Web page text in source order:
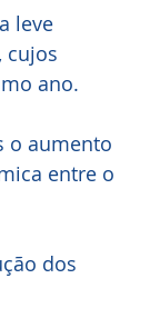
leve
cujos
ano.
o aumento
entre o